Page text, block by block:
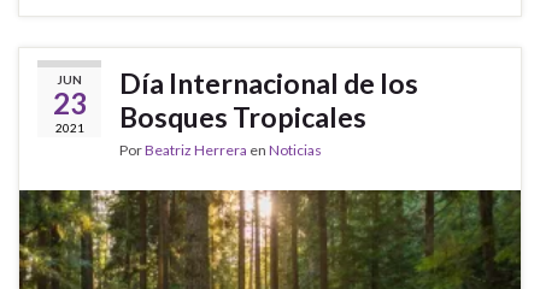
JUN
23
2021
Día Internacional de los
Bosques Tropicales
PorBeatriz Herrera en Noticias